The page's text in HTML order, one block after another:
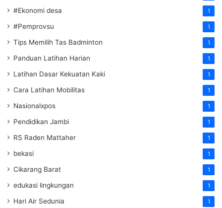
#Ekonomi desa 1
#Pemprovsu 1
Tips Memilih Tas Badminton 1
Panduan Latihan Harian 1
Latihan Dasar Kekuatan Kaki 1
Cara Latihan Mobilitas 1
Nasionalxpos 1
Pendidikan Jambi 1
RS Raden Mattaher 1
bekasi 1
Cikarang Barat 1
edukasi lingkungan 1
Hari Air Sedunia 1